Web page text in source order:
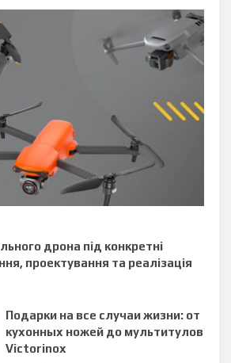
дрона під конкретні
проектування та реалізація
Подарки на все случаи жизни: от
кухонных ножей до мультитулов
Victorinox